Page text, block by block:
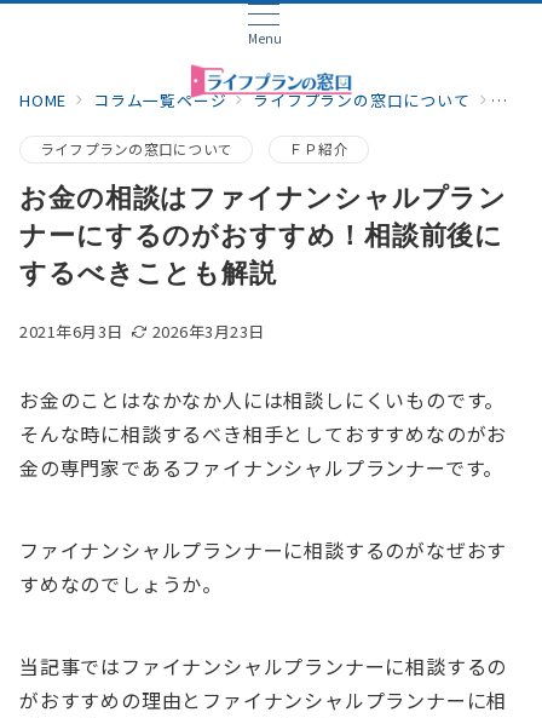
Menu
HOME コラム一覧ページ ライフプランの窓口について お金
ライフプランの窓口について ＦＰ紹介
お金の相談はファイナンシャルプラン
ナーにするのがおすすめ！相談前後に
するべきことも解説
2021年6月3日 2026年3月23日
お金のことはなかなか人には相談しにくいものです。
そんな時に相談するべき相手としておすすめなのがお
金の専門家であるファイナンシャルプランナーです。
ファイナンシャルプランナーに相談するのがなぜおす
すめなのでしょうか。
当記事ではファイナンシャルプランナーに相談するの
がおすすめの理由とファイナンシャルプランナーに相